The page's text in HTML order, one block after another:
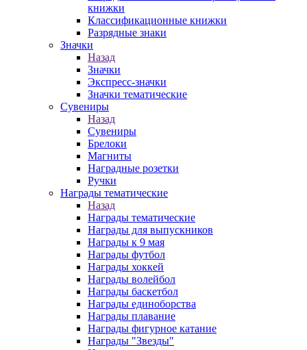
книжки
Классификационные книжки
Разрядные знаки
Значки
Назад
Значки
Экспресс-значки
Значки тематические
Сувениры
Назад
Сувениры
Брелоки
Магниты
Наградные розетки
Ручки
Награды тематические
Назад
Награды тематические
Награды для выпускников
Награды к 9 мая
Награды футбол
Награды хоккей
Награды волейбол
Награды баскетбол
Награды единоборства
Награды плавание
Награды фигурное катание
Награды "Звезды"